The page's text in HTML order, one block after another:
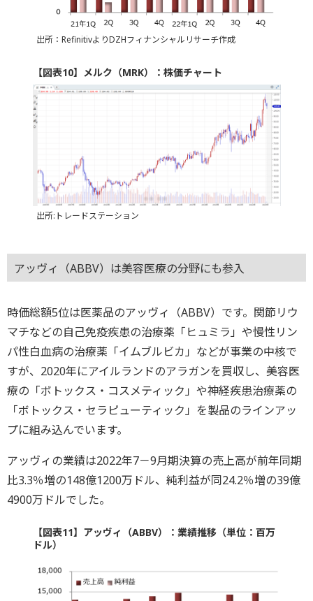
出所：RefinitivよりDZHフィナンシャルリサーチ作成
【図表10】メルク（MRK）：株価チャート
出所:トレードステーション
アッヴィ（ABBV）は美容医療の分野にも参入
時価総額5位は医薬品のアッヴィ（ABBV）です。関節リウ
マチなどの自己免疫疾患の治療薬「ヒュミラ」や慢性リン
パ性白血病の治療薬「イムブルビカ」などが事業の中核で
すが、2020年にアイルランドのアラガンを買収し、美容医
療の「ボトックス・コスメティック」や神経疾患治療薬の
「ボトックス・セラピューティック」を製品のラインアッ
プに組み込んでいます。
アッヴィの業績は2022年7－9月期決算の売上高が前年同期
比3.3％増の148億1200万ドル、純利益が同24.2％増の39億
4900万ドルでした。
【図表11】アッヴィ（ABBV）：業績推移（単位：百万
ドル）